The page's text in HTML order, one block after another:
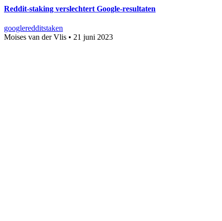
Reddit-staking verslechtert Google-resultaten
googleredditstaken
Moises van der Vlis • 21 juni 2023